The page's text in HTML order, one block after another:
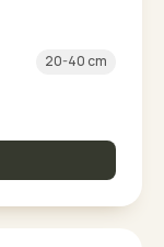
20-40 cm